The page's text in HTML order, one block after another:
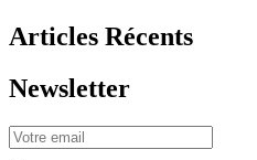
Articles Récents
Newsletter